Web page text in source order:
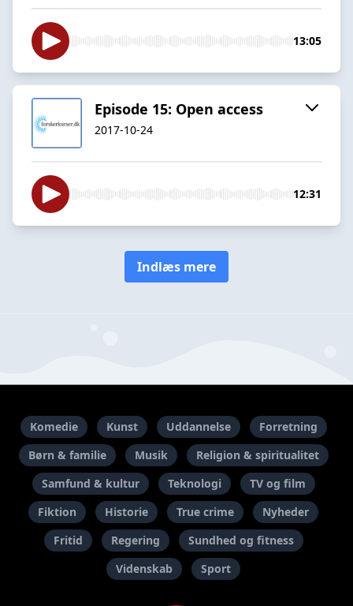
13:05
Episode 15: Open access
2017-10-24
12:31
Indlæs mere
Komedie Kunst Uddannelse
Forretning
Børn & familie
Musik
Religion & spiritualitet
Samfund & kultur
Teknologi
TV og film
Fiktion
Historie True crime
Nyheder
Fritid
Regering
Sundhed og fitness
Videnskab
Sport